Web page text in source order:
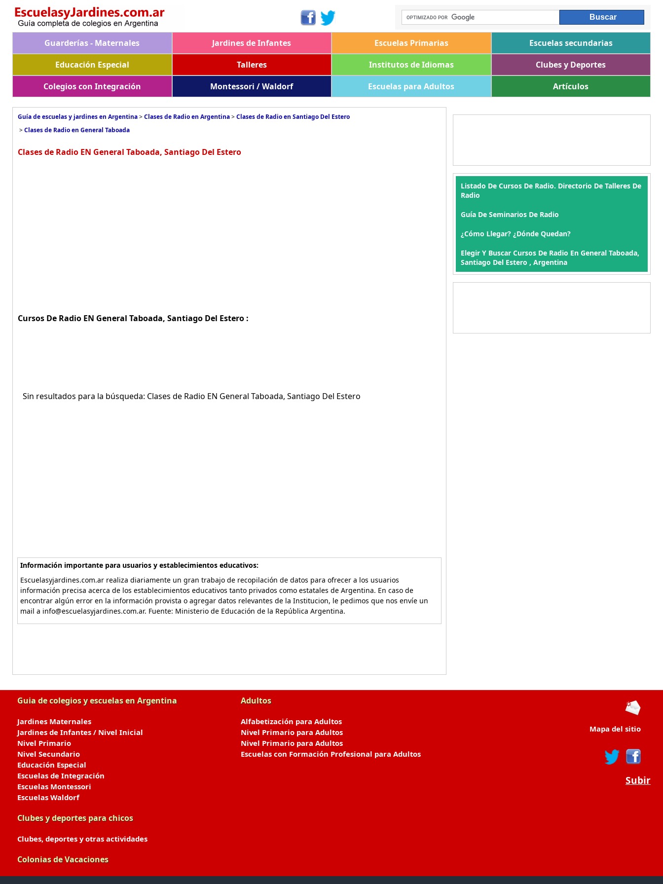
Guarderías - Maternales Jardines de Infantes Escuelas Primarias
Escuelas secundarias
Educación Especial
Talleres Institutos de Idiomas
Clubes y Deportes
Colegios con Integración
Montessori / Waldorf Escuelas para Adultos Artículos
Guía de escuelas y jardines en Argentina>Clases de Radio en Argentina>Clases de Radio en Santiago Del Estero
>Clases de Radio en General Taboada
Clases de Radio EN General Taboada, Santiago Del Estero
Cursos De Radio EN General Taboada, Santiago Del Estero :
Sin resultados para la búsqueda: Clases de Radio EN General Taboada, Santiago Del Estero
Información importante para usuarios y establecimientos educativos:
Escuelasyjardines.com.ar realiza diariamente un gran trabajo de recopilación de datos para ofrecer a los usuarios
información precisa acerca de los establecimientos educativos tanto privados como estatales de Argentina. En caso de
encontrar algún error en la información provista o agregar datos relevantes de la Institucion, le pedimos que nos envíe un
mail a info@escuelasyjardines.com.ar. Fuente: Ministerio de Educación de la República Argentina.
Listado De Cursos De Radio. Directorio De Talleres De
Radio
Guía De Seminarios De Radio
¿Cómo Llegar? ¿Dónde Quedan?
Elegir Y Buscar Cursos De Radio En General Taboada,
Santiago Del Estero , Argentina
Guia de colegios y escuelas en Argentina
Jardines Maternales
Jardines de Infantes / Nivel Inicial
Nivel Primario
Nivel Secundario
Educación Especial
Escuelas de Integración
Escuelas Montessori
Escuelas Waldorf
Clubes y deportes para chicos
Clubes, deportes y otras actividades
Colonias de Vacaciones
Adultos
Alfabetización para Adultos
Nivel Primario para Adultos
Nivel Primario para Adultos
Escuelas con Formación Profesional para Adultos
Mapa del sitio
Subir